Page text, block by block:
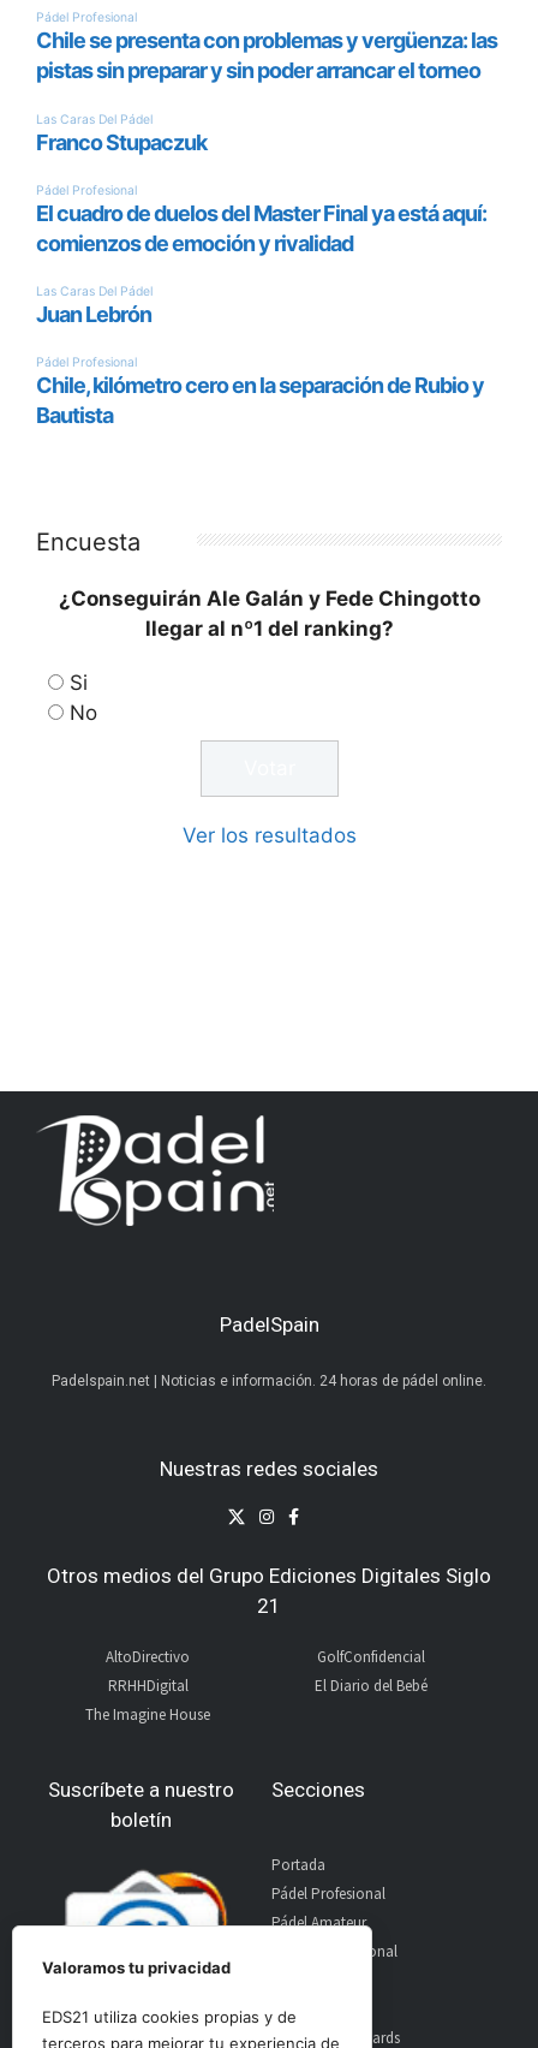
Encuesta
¿Conseguirán Ale Galán y Fede Chingotto
llegar al nº1 del ranking?
Si
No
Ver los resultados
PadelSpain
Padelspain.net | Noticias e información. 24 horas de pádel online.
Nuestras redes sociales
Otros medios del Grupo Ediciones Digitales Siglo
21
AltoDirectivo
RRHHDigital
The Imagine House
GolfConfidencial
El Diario del Bebé
Suscríbete a nuestro
boletín
Secciones
Portada
Pádel Profesional
Pádel Amateur
Pádel Internacional
Material
World Padel Awards
Valoramos tu privacidad
EDS21 utiliza cookies propias y de
terceros para mejorar tu experiencia de